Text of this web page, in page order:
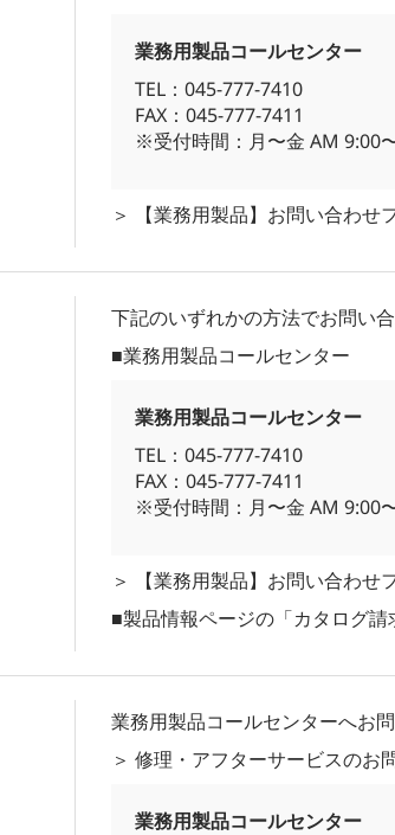
業務用製品コールセンター
TEL：045-777-7410
FAX：045-777-7411
※受付時間：月〜金 AM 9:00
＞ 【業務用製品】お問い合わせ
下記のいずれかの方法でお問い
■業務用製品コールセンター
業務用製品コールセンター
TEL：045-777-7410
FAX：045-777-7411
※受付時間：月〜金 AM 9:00
＞
【業務用製品】お問い合わせ
■製品情報ページの「カタログ
業務用製品コールセンターへお
＞ 修理・アフターサービスのお
業務用製品コールセンター